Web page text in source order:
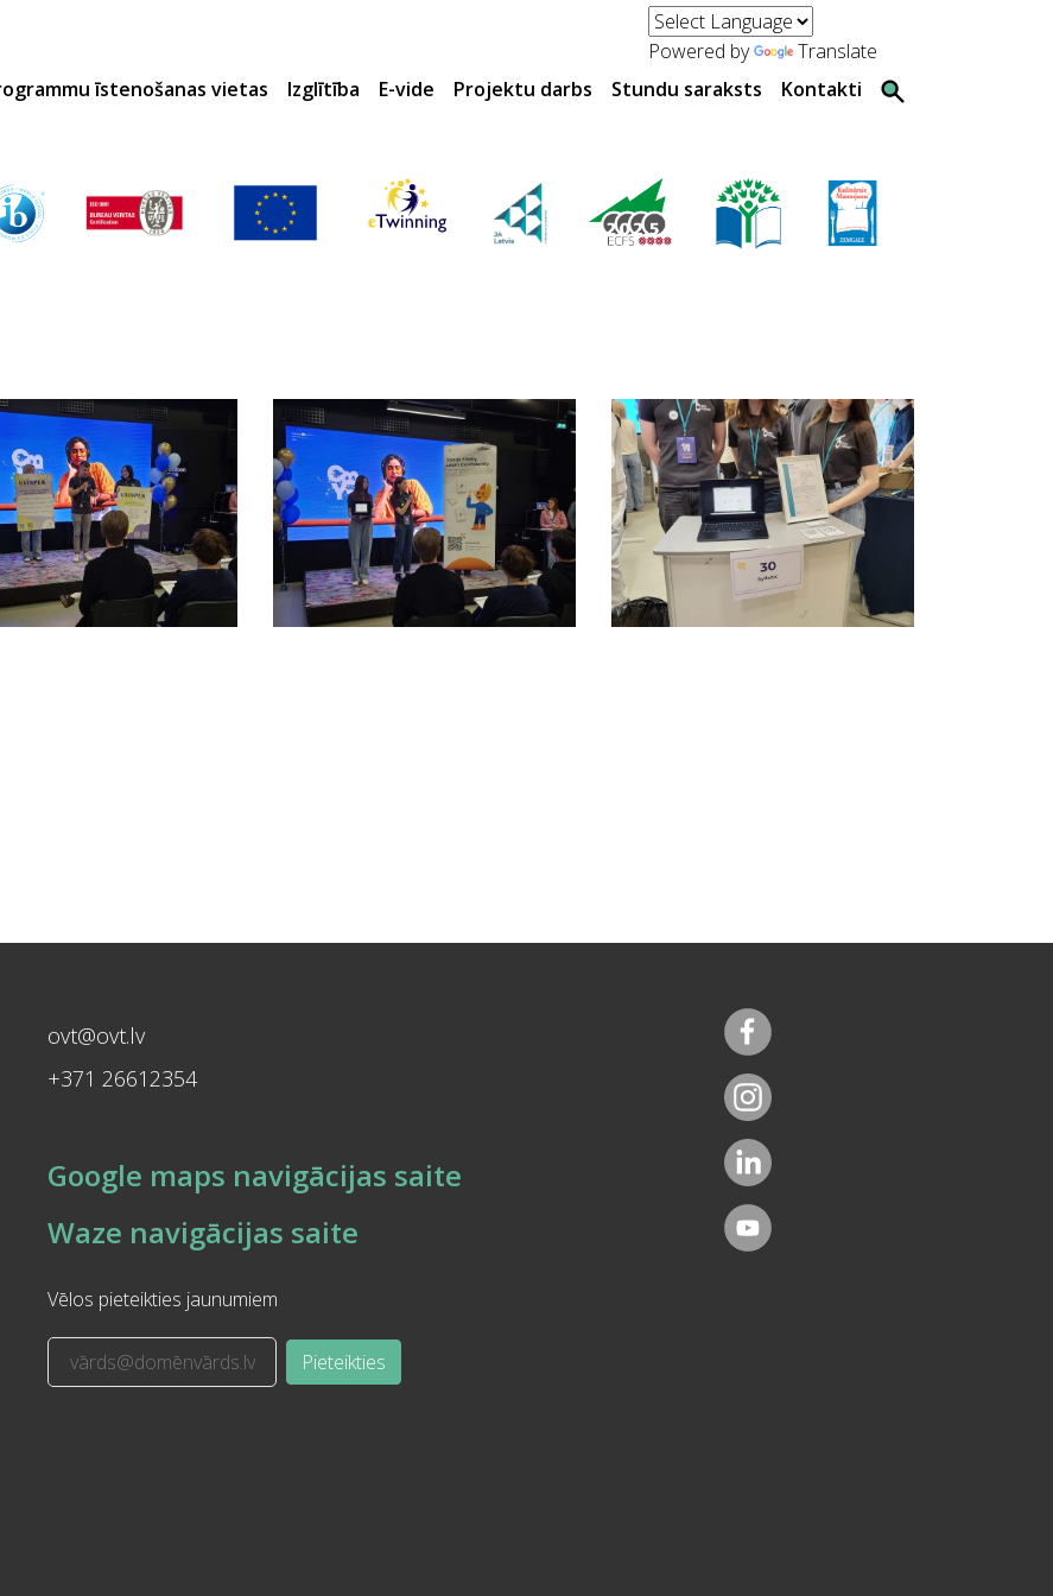
Powered by
Translate
īstenošanas vietas
Izglītība E-vide Projektu darbs Stundu saraksts Kontakti
ovt@ovt.lv
+371 26612354
Google maps navigācijas saite
Waze navigācijas saite
Vēlos pieteikties jaunumiem
Pieteikties